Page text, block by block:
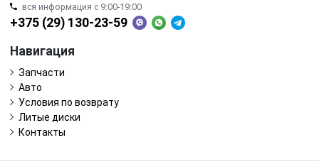
вся информация с 9:00-19:00
+375 (29) 130-23-59
Навигация
Запчасти
Авто
Условия по возврату
Литые диски
Контакты